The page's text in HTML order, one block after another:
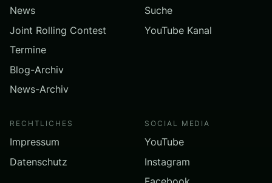
News
Joint Rolling Contest
Termine
Blog-Archiv
News-Archiv
Suche
YouTube Kanal
RECHTLICHES
Impressum
Datenschutz
SOCIAL MEDIA
YouTube
Instagram